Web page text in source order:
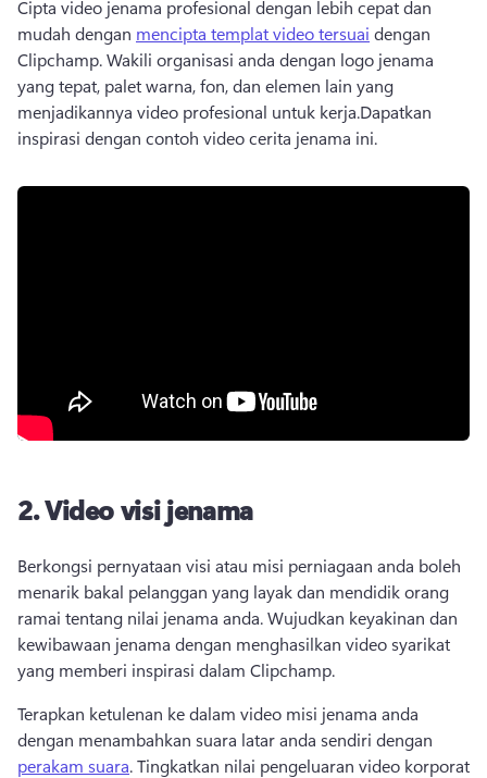
Cipta video jenama profesional dengan lebih cepat dan
mudah dengan mencipta templat video tersuai dengan
Clipchamp. Wakili organisasi anda dengan logo jenama
yang tepat, palet warna, fon, dan elemen lain yang
menjadikannya video profesional untuk kerja.Dapatkan
inspirasi dengan contoh video cerita jenama ini.
2.Video visi jenama
Berkongsi pernyataan visi atau misi perniagaan anda boleh
menarik bakal pelanggan yang layak dan mendidik orang
ramai tentang nilai jenama anda. Wujudkan keyakinan dan
kewibawaan jenama dengan menghasilkan video syarikat
yang memberi inspirasi dalam Clipchamp.
Terapkan ketulenan ke dalam video misi jenama anda
dengan menambahkan suara latar anda sendiri dengan
perakam suara. Tingkatkan nilai pengeluaran video korporat